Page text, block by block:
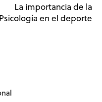
La importancia de la
Psicología en el deporte